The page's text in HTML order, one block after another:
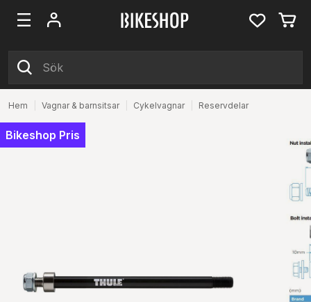
Hem Vagnar & barnsitsar Cykelvagnar Reservdelar
Bikeshop Pris